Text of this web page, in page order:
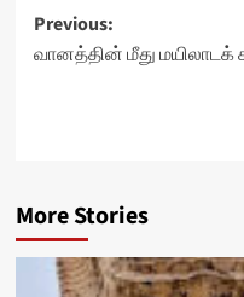
Post
navigation
Previous:
வானத்தின் மீது
More Stories